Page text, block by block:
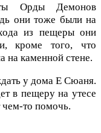
Орды Демонов
они тоже были на
из пещеры они
кроме того, что
на каменной стене.
у дома Е Сюаня.
в пещеру на утесе
то помочь.